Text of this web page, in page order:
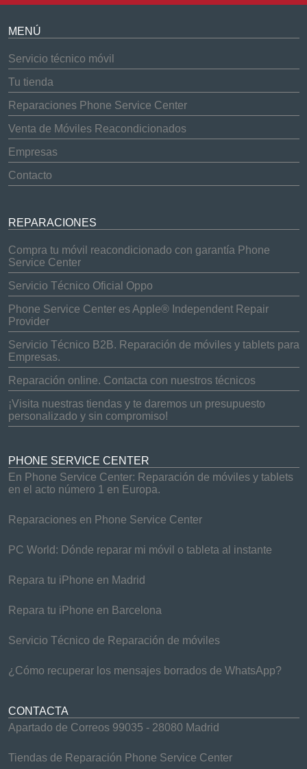
MENÚ
Servicio técnico móvil
Tu tienda
Reparaciones Phone Service Center
Venta de Móviles Reacondicionados
Empresas
Contacto
REPARACIONES
Compra tu móvil reacondicionado con garantía Phone
Service Center
Servicio Técnico Oficial Oppo
Phone Service Center es Apple® Independent Repair
Provider
Servicio Técnico B2B. Reparación de móviles y tablets para
Empresas.
Reparación online. Contacta con nuestros técnicos
¡Visita nuestras tiendas y te daremos un presupuesto
personalizado y sin compromiso!
PHONE SERVICE CENTER
En Phone Service Center: Reparación de móviles y tablets
en el acto número 1 en Europa.
Reparaciones en Phone Service Center
PC World: Dónde reparar mi móvil o tableta al instante
Repara tu iPhone en Madrid
Repara tu iPhone en Barcelona
Servicio Técnico de Reparación de móviles
¿Cómo recuperar los mensajes borrados de WhatsApp?
CONTACTA
Apartado de Correos 99035 - 28080 Madrid
Tiendas de Reparación Phone Service Center